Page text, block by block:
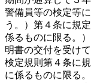
警備員等の検定等
う。）第４条に規
係るものに限る。
明書の交付を受けて
検定規則第４条に
に係るものに限る